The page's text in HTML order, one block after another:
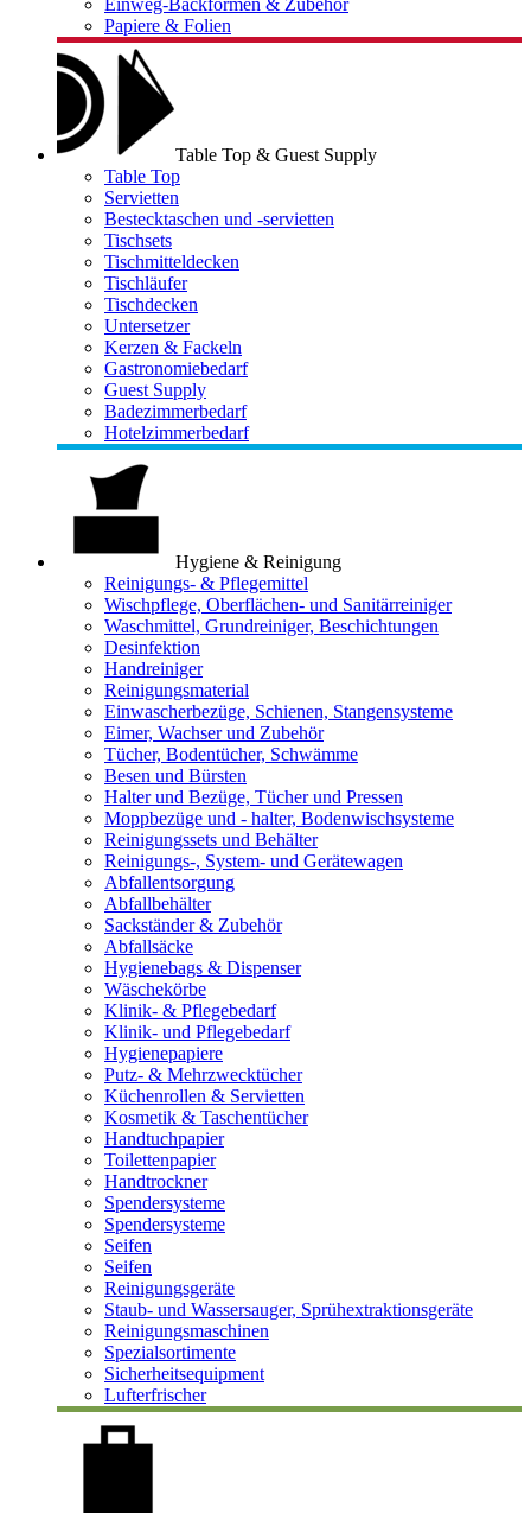
Einweg-Backformen & Zubehör
Papiere & Folien
Table Top & Guest Supply
Table Top
Servietten
Bestecktaschen und -servietten
Tischsets
Tischmitteldecken
Tischläufer
Tischdecken
Untersetzer
Kerzen & Fackeln
Gastronomiebedarf
Guest Supply
Badezimmerbedarf
Hotelzimmerbedarf
Hygiene & Reinigung
Reinigungs- & Pflegemittel
Wischpflege, Oberflächen- und Sanitärreiniger
Waschmittel, Grundreiniger, Beschichtungen
Desinfektion
Handreiniger
Reinigungsmaterial
Einwascherbezüge, Schienen, Stangensysteme
Eimer, Wachser und Zubehör
Tücher, Bodentücher, Schwämme
Besen und Bürsten
Halter und Bezüge, Tücher und Pressen
Moppbezüge und - halter, Bodenwischsysteme
Reinigungssets und Behälter
Reinigungs-, System- und Gerätewagen
Abfallentsorgung
Abfallbehälter
Sackständer & Zubehör
Abfallsäcke
Hygienebags & Dispenser
Wäschekörbe
Klinik- & Pflegebedarf
Klinik- und Pflegebedarf
Hygienepapiere
Putz- & Mehrzwecktücher
Küchenrollen & Servietten
Kosmetik & Taschentücher
Handtuchpapier
Toilettenpapier
Handtrockner
Spendersysteme
Spendersysteme
Seifen
Seifen
Reinigungsgeräte
Staub- und Wassersauger, Sprühextraktionsgeräte
Reinigungsmaschinen
Spezialsortimente
Sicherheitsequipment
Lufterfrischer